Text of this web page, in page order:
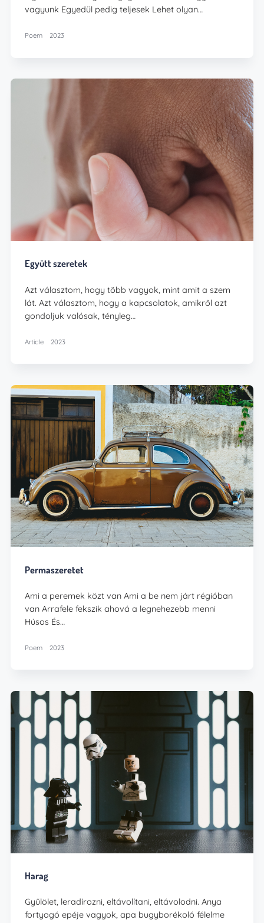
vagyunk Egyedül pedig teljesek Lehet olyan…
Poem 2023
Együtt szeretek
Azt választom, hogy több vagyok, mint amit a szem
lát. Azt választom, hogy a kapcsolatok, amikről azt
gondoljuk valósak, tényleg…
Article 2023
Permaszeretet
Ami a peremek közt van Ami a be nem járt régióban
van Arrafele fekszik ahová a legnehezebb menni
Húsos És…
Poem 2023
Harag
Gyűlölet, leradírozni, eltávolítani, eltávolodni. Anya
fortyogó epéje vagyok, apa bugyborékoló félelme